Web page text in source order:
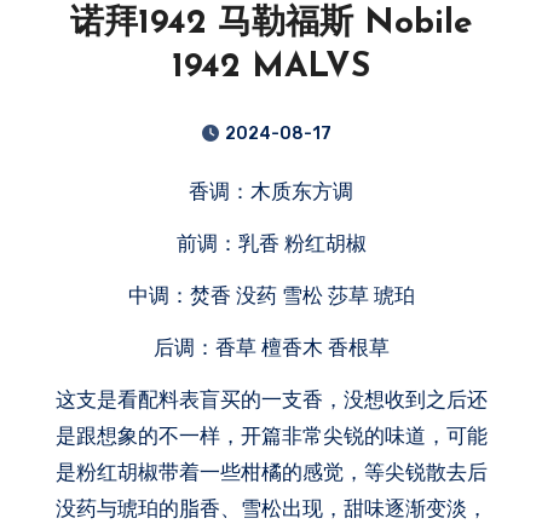
诺拜1942 马勒福斯 Nobile
1942 MALVS
2024-08-17
香调：木质东方调
前调：乳香 粉红胡椒
中调：焚香 没药 雪松 莎草 琥珀
后调：香草 檀香木 香根草
这支是看配料表盲买的一支香，没想收到之后还
是跟想象的不一样，开篇非常尖锐的味道，可能
是粉红胡椒带着一些柑橘的感觉，等尖锐散去后
没药与琥珀的脂香、雪松出现，甜味逐渐变淡，